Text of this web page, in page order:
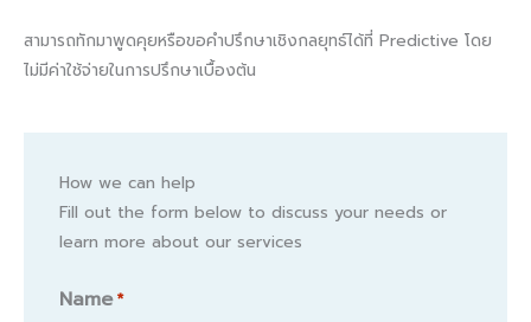
สามารถทักมาพูดคุยหรือขอคำปรึกษาเชิงกลยุทธ์ได้ที่ Predictive โดย
ไม่มีค่าใช้จ่ายในการปรึกษาเบื้องต้น
How we can help
Fill out the form below to discuss your needs or
learn more about our services
Name *
Name